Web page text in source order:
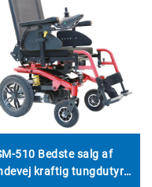
510 Bedste salg af
kraftig tungdutyr